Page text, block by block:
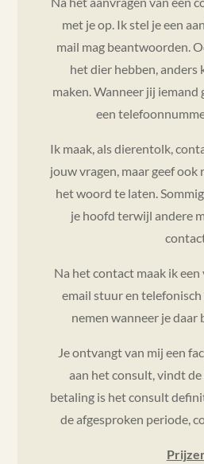
met je op. Ik stel je een
mail mag beantwoorden.
het dier hebben, anders
maken. Wanneer jij iemand
een
Ik maak, als dierentolk,
jouw vragen, maar geef
het woord te laten.
je hoofd terwijl andere
Na het contact maak ik
email stuur en
nemen wanneer je daar
Je ontvangt van mij een
aan het consult, vindt
betaling is het consult
de afgesproken periode,